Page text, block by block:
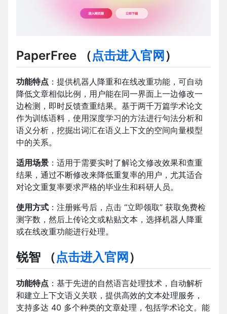
PaperFree （点击进入官网 ）
功能特点 ：提供机器人降重和在线改重功能，可自动
降低文章相似比例，用户能在同一界面上一边修改一
边检测，即时反馈查重结果。基于两千万篇学术论文
作为训练语料，使用深度学习的方法进行句法分析和
语义分析，挖掘出词汇在语义上下文的空间向量模型
中的关系。
适用场景 ：适用于需要实时了解论文修改效果和查重
结果，通过不断修改来降低重复率的用户，尤其适合
对论文重复率要求严格的毕业生和科研人员。
使用方式 ：注册账号后，点击 “立即领取” 获取免费检
测字数，然后上传论文或粘贴文本，选择机器人降重
或在线改重功能进行处理。
锐智 （点击进入官网 ）
功能特点 ：基于先进的自然语言处理技术，自动解析
和建立上下文语义关联，提供高效的文本处理服务，
支持多达 40 多个种类的文章处理，包括学术论文。能